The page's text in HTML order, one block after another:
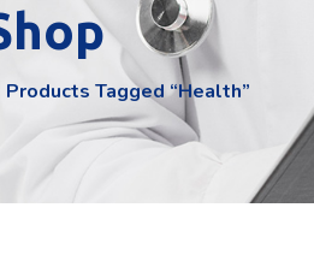
Products Tagged “health”